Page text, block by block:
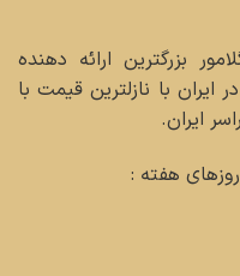
بزرگترین ارائه دهنده
ایران با نازلترین قیمت با
ایران.